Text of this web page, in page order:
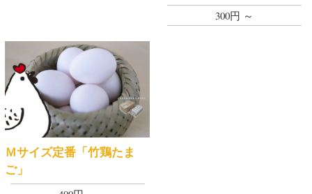
300円 ～
Ｍサイズ定番「竹鶏たま
ご」